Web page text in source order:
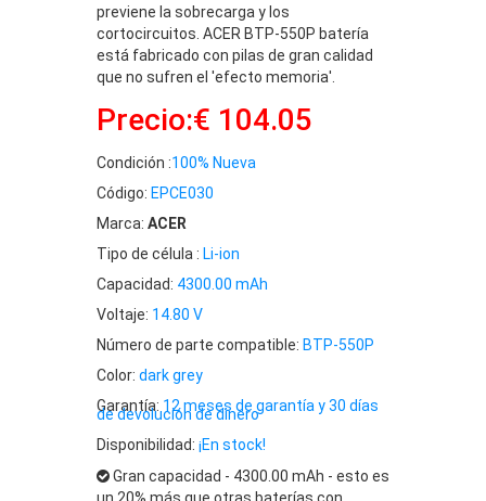
previene la sobrecarga y los
cortocircuitos. ACER BTP-550P batería
está fabricado con pilas de gran calidad
que no sufren el 'efecto memoria'.
Precio:€ 104.05
Condición :100% Nueva
Código: EPCE030
Marca: ACER
Tipo de célula : Li-ion
Capacidad: 4300.00 mAh
Voltaje: 14.80 V
Número de parte compatible: BTP-550P
Color: dark grey
Garantía: 12 meses de garantía y 30 días
de devolución de dinero
Disponibilidad: ¡En stock!
Gran capacidad - 4300.00 mAh - esto es